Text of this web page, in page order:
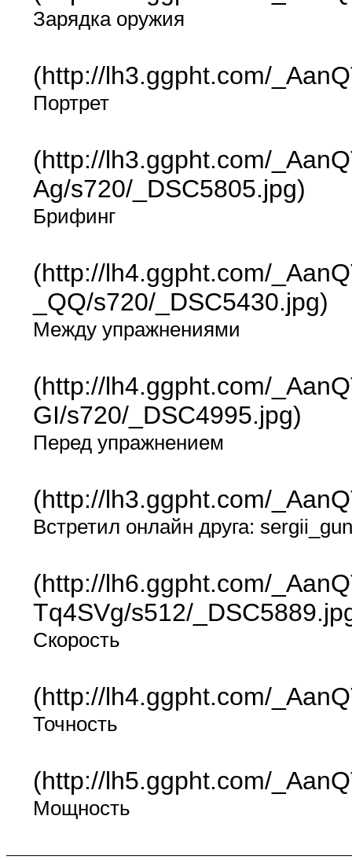
Зарядка оружия
(http://lh3.ggpht.com/
Портрет
(http://lh3.ggpht.com/
Ag/s720/_DSC5805.jpg)
Брифинг
(http://lh4.ggpht.com/
_QQ/s720/_DSC5430.jpg)
Между упражнениями
(http://lh4.ggpht.com/
GI/s720/_DSC4995.jpg)
Перед упражнением
(http://lh3.ggpht.com/
Встретил онлайн друга:
(http://lh6.ggpht.com/
Tq4SVg/s512/
Скорость
(http://lh4.ggpht.com/
Точность
(http://lh5.ggpht.com/
Мощность